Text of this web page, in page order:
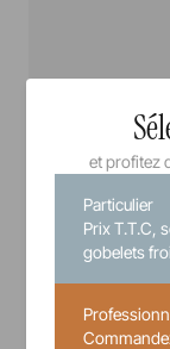
et profitez
Particulier
Prix T.T.C,
gobelets